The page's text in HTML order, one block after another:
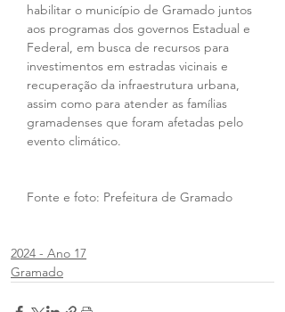
habilitar o município de Gramado juntos
aos programas dos governos Estadual e
Federal, em busca de recursos para
investimentos em estradas vicinais e
recuperação da infraestrutura urbana,
assim como para atender as famílias
gramadenses que foram afetadas pelo
evento climático.
Fonte e foto: Prefeitura de Gramado
2024 - Ano 17
Gramado